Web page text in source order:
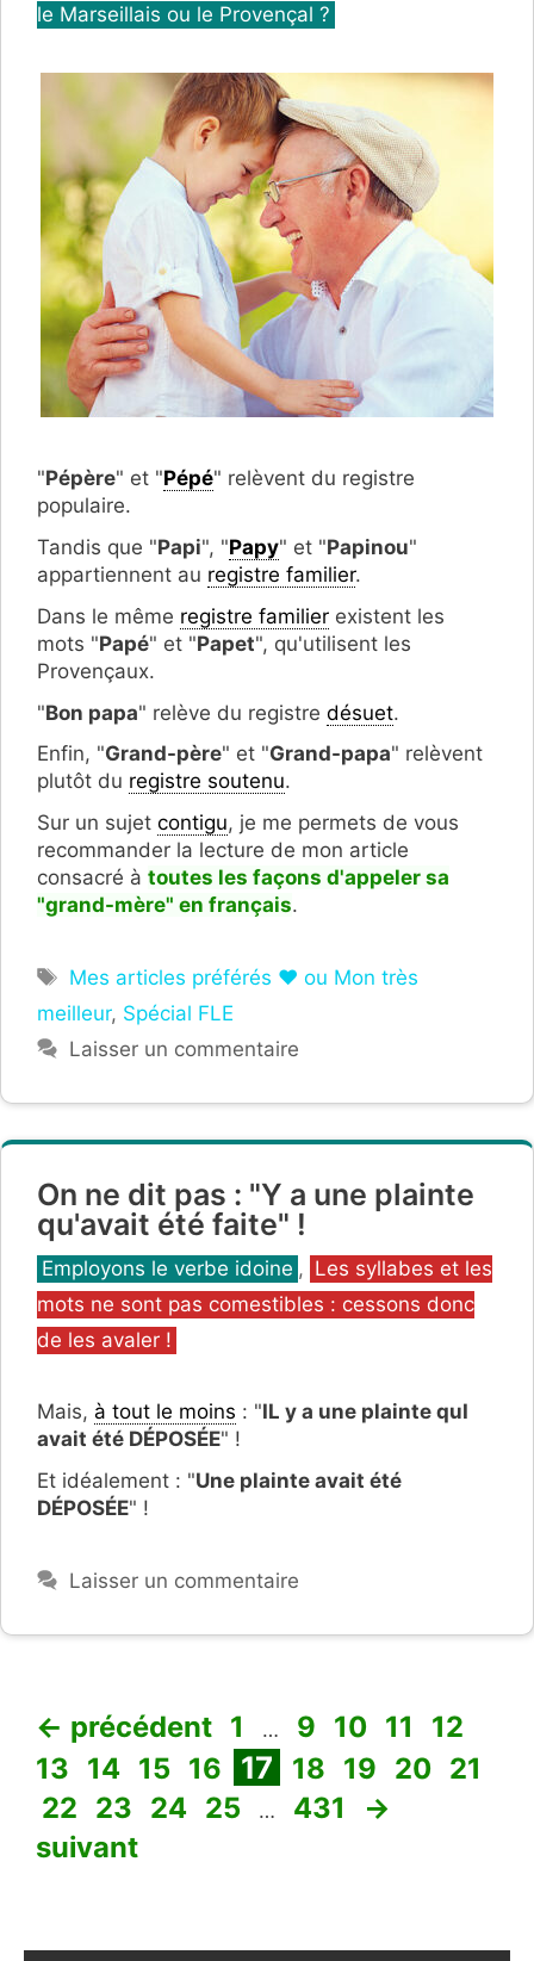
le Marseillais ou le Provençal ?
"Pépère" et "Pépé" relèvent du registre
populaire.
Tandis que "Papi", "Papy" et "Papinou"
appartiennent au registre familier.
Dans le même registre familier existent les
mots "Papé" et "Papet", qu'utilisent les
Provençaux.
"Bon papa" relève du registre désuet.
Enfin, "Grand-père" et "Grand-papa" relèvent
plutôt du registre soutenu.
Sur un sujet contigu, je me permets de vous
recommander la lecture de mon article
consacré à toutes les façons d'appeler sa
"grand-mère" en français.
Étiquettes
Mes articles préférés ❤ ou Mon très
meilleur, Spécial FLE
Laisser un commentaire
On ne dit pas : "Y a une plainte
qu'avait été faite" !
Catégories
Employons le verbe idoine , Les syllabes et les
mots ne sont pas comestibles : cessons donc
de les avaler !
Mais, à tout le moins : "IL y a une plainte quI
avait été DÉPOSÉE" !
Et idéalement : "Une plainte avait été
DÉPOSÉE" !
Laisser un commentaire
← précédent Page
1 … Page
9 Page
10 Page
11 Page
12
13 Page
14 Page
15 Page
16 Page
17 Page
18 Page
19 Page
20 Page
21
Page
22 Page
23 Page
24 Page
25 … Page
431
→
suivant